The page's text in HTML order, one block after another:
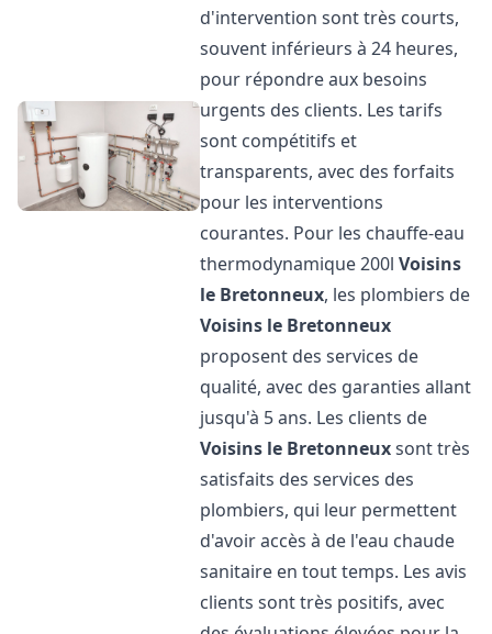
d'intervention sont très courts,
souvent inférieurs à 24 heures,
pour répondre aux besoins
urgents des clients. Les tarifs
sont compétitifs et
transparents, avec des forfaits
pour les interventions
courantes. Pour les chauffe-eau
thermodynamique 200lVoisins
le Bretonneux, les plombiers de
Voisins le Bretonneux
proposent des services de
qualité, avec des garanties allant
jusqu'à 5 ans. Les clients de
Voisins le Bretonneuxsont très
satisfaits des services des
plombiers, qui leur permettent
d'avoir accès à de l'eau chaude
sanitaire en tout temps. Les avis
clients sont très positifs, avec